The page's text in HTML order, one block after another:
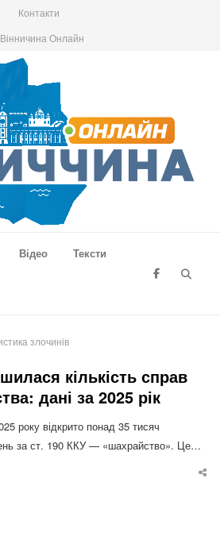
Контакти
Вінничина Онлайн
Відео Тексти
злочинів
кількість справ
дані за 2025 рік
року відкрито понад 35 тисяч
за ст. 190 ККУ — «шахрайство». Це…